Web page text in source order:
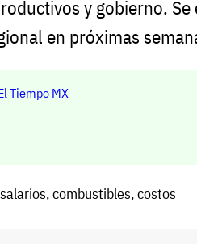
y gobierno. Se
en próximas
Tiempo MX
salarios,combustibles,costos